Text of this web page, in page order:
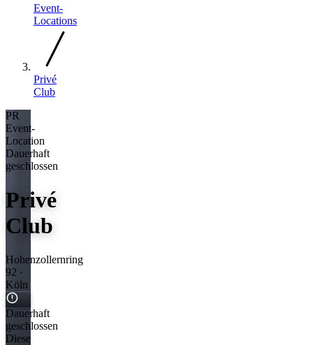
Event-
Locations
Privé
Club
PR
Event-
Location
Dauerhaft
geschlossen
Privé
Club
Hohenzollernring
92 ·
Köln
Dauerhaft
geschlossen
Diese